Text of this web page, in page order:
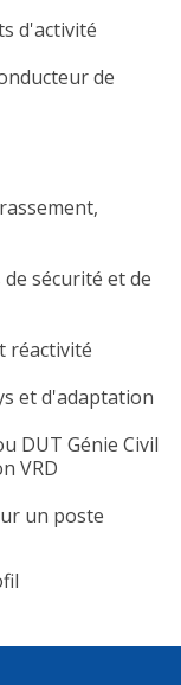
d'activité
de
sécurité et de
réactivité
et d'adaptation
DUT Génie Civil
VRD
un poste